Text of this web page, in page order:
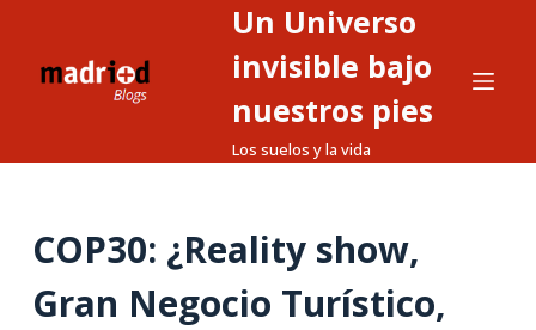
o
Un Universo
invisible bajo
nuestros pies
Los suelos y la vida
COP30: ¿Reality show,
Gran Negocio Turístico,